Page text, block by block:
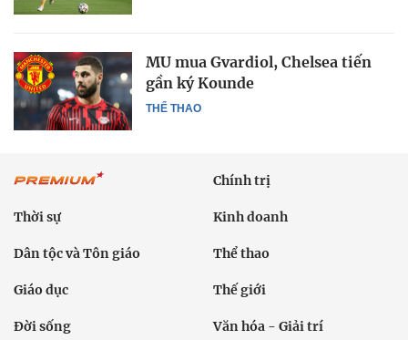
THỂ THAO
MU mua Gvardiol, Chelsea tiến
gần ký Kounde
Chính trị
Thời sự Kinh doanh
Dân tộc và Tôn giáo Thể thao
Giáo dục Thế giới
Đời sống Văn hóa - Giải trí